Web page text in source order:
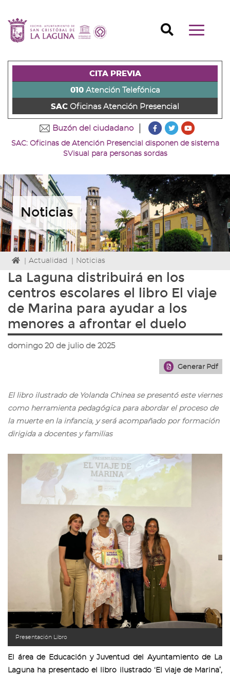
contenido
principal
página
s)
a
la
la
+
Ir
al
la
+
Ir
principal
u)
Mostrar/
Buscador
CITA PREVIA
010Atención Telefónica
SAC Oficinas Atención Presencial
Buzón del ciudadano
???
Ir
a
página
de
Facebook
???
Ir
página
de
Twitter
Ir
canal
de
Youtube
SAC: Oficinas de Atención Presencial disponen de sistema
SVisual para personas sordas
Noticias
Icono
Home
para
a
la
página
de
Actualidad Noticias
La Laguna distribuirá en los
centros escolares el libro El viaje
de Marina para ayudar a los
menores a afrontar el duelo
domingo 20 de julio de 2025
Generar Pdf
El libro ilustrado de Yolanda Chinea se presentó este viernes
como herramienta pedagógica para abordar el proceso de
la muerte en la infancia, y será acompañado por formación
dirigida a docentes y familias
Presentación Libro
El área de Educación y Juventud del Ayuntamiento de La
Laguna ha presentado el libro ilustrado ‘El viaje de Marina’,